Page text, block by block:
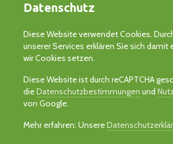
Datenschutz
Diese Website verwendet Cookies.
unserer Services erklären Sie sich damit
wir Cookies setzen.
Diese Website ist durch reCAPTCHA
dieDatenschutzbestimmungen und
von Google.
Mehr erfahren: Unsere